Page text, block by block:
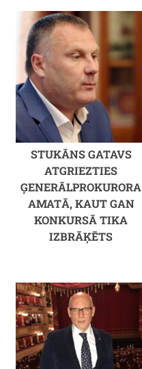
STUKĀNS GATAVS
ATGRIEZTIES
ĢENERĀLPROKURORA
AMATĀ, KAUT GAN
KONKURSĀ TIKA
IZBRĀĶĒTS